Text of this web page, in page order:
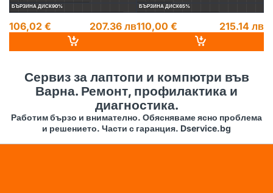
БЪРЗИНА ДИСК90%
106,02 € 207.36 лв
БЪРЗИНА ДИСК65%
110,00 € 215.14 лв
Сервиз за лаптопи и компютри във
Варна. Ремонт, профилактика и
диагностика.
Работим бързо и внимателно. Обясняваме ясно проблема
и решението. Части с гаранция. Dservice.bg